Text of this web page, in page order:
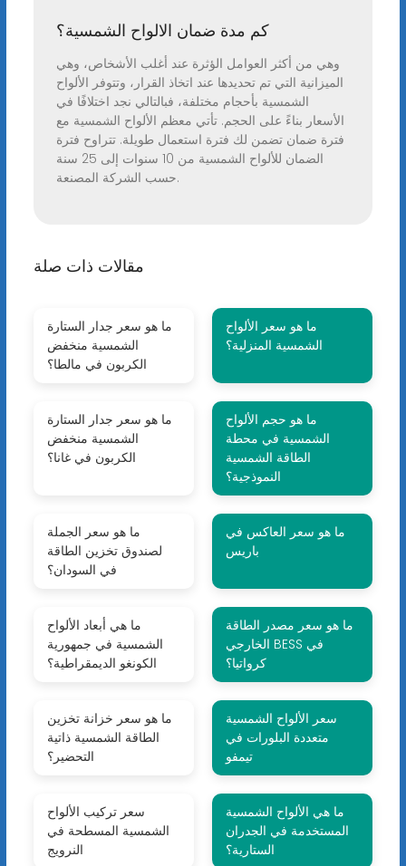
كم مدة ضمان الالواح الشمسية؟
وهي من أكثر العوامل الؤثرة عند أغلب الأشخاص، وهي
الميزانية التي تم تحديدها عند اتخاذ القرار، وتتوفر الألواح
الشمسية بأحجام مختلفة، فبالتالي نجد اختلافًا في
الأسعار بناءً على الحجم. تأتي معظم الألواح الشمسية مع
فترة ضمان تضمن لك فترة استعمال طويلة. تتراوح فترة
الضمان للألواح الشمسية من 10 سنوات إلى 25 سنة
حسب الشركة المصنعة.
مقالات ذات صلة
ما هو سعر جدار الستارة
الشمسية منخفض
الكربون في مالطا؟
ما هو سعر الألواح
الشمسية المنزلية؟
ما هو سعر جدار الستارة
الشمسية منخفض
الكربون في غانا؟
ما هو حجم الألواح
الشمسية في محطة
الطاقة الشمسية
النموذجية؟
ما هو سعر الجملة
لصندوق تخزين الطاقة
في السودان؟
ما هو سعر العاكس في
باريس
ما هي أبعاد الألواح
الشمسية في جمهورية
الكونغو الديمقراطية؟
ما هو سعر مصدر الطاقة
الخارجي BESS في
كرواتيا؟
ما هو سعر خزانة تخزين
الطاقة الشمسية ذاتية
التحضير؟
سعر الألواح الشمسية
متعددة البلورات في
تيمفو
سعر تركيب الألواح
الشمسية المسطحة في
النرويج
ما هي الألواح الشمسية
المستخدمة في الجدران
الستارية؟